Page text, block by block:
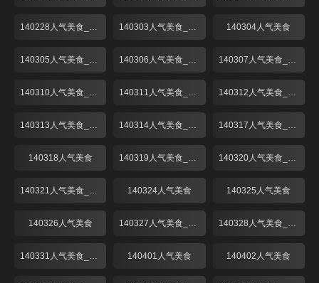
140228人气美食_001 140303人气美食_001 140304人气美食
140305人气美食_001 140306人气美食_001 140307人气美食_001
140310人气美食_001 140311人气美食_001 140312人气美食_001
140313人气美食_001 140314人气美食_001 140317人气美食_001
140318人气美食 140319人气美食_001 140320人气美食_001
140321人气美食_001 140324人气美食 140325人气美食
140326人气美食 140327人气美食_001 140328人气美食_001
140331人气美食_001 140401人气美食 140402人气美食